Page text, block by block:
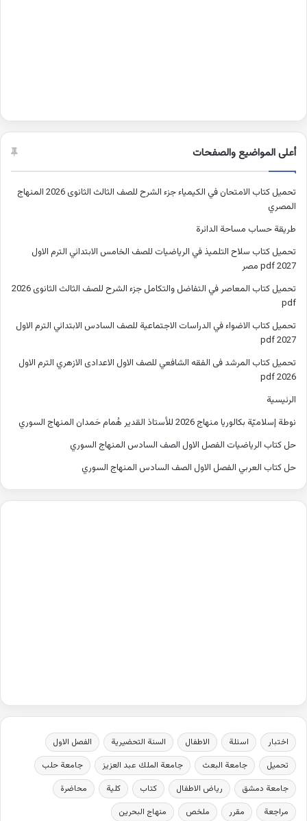
أعلى المواضيع والصفحات
تحميل كتاب الامتحان في الكيمياء جزء الشرح للصف الثالث الثانوى 2026 المنهاج
المصري
طريقة حساب مساحة الدائرة
تحميل كتاب سلاح التلميذ في الرياضيات للصف الخامس الابتدائي الترم الاول
2027 pdf مصر
تحميل كتاب المعاصر في التفاضل والتكامل جزء الشرح للصف الثالث الثانوى 2026
pdf
تحميل كتاب الاضواء في الدراسات الاجتماعية للصف السادس الابتدائي الترم الاول
2027 pdf
تحميل كتاب المرشد فى الفقه الشافعي للصف الاول الاعدادى الازهري الترم الاول
2026 pdf
الرئيسية
نوطة إسلاميّة بكالوريا منهاج 2026 للأستاذ القدير هُمام حَمدان المنهاج السوري
حل كتاب الرياضيات الفصل الاول الصف السادس المنهاج السوري
حل كتاب العربي الفصل الاول الصف السادس المنهاج السوري
اختبار اسئلة الاطفال السنة التحضيرية
الفصل الاول
تحميل
جامعة البعث جامعة الملك عبد العزيز
جامعة حلب
جامعة دمشق
رياض الاطفال كتاب كلية
محاضرة
مراجعة
مقرر ملخص منهاج البحرين